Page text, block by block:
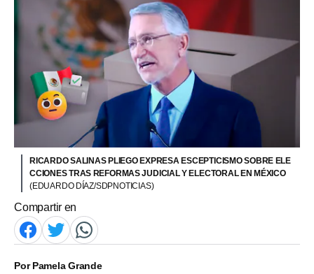
RICARDO SALINAS PLIEGO EXPRESA ESCEPTICISMO SOBRE ELE
CCIONES TRAS REFORMAS JUDICIAL Y ELECTORAL EN MÉXICO
(EDUARDO DÍAZ/SDPNOTICIAS)
Compartir en
PorPamela Grande